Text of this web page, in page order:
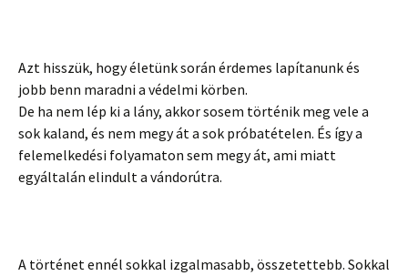
Azt hisszük, hogy életünk során érdemes lapítanunk és
jobb benn maradni a védelmi körben.
De ha nem lép ki a lány, akkor sosem történik meg vele a
sok kaland, és nem megy át a sok próbatételen. És így a
felemelkedési folyamaton sem megy át, ami miatt
egyáltalán elindult a vándorútra.
A történet ennél sokkal izgalmasabb, összetettebb. Sokkal